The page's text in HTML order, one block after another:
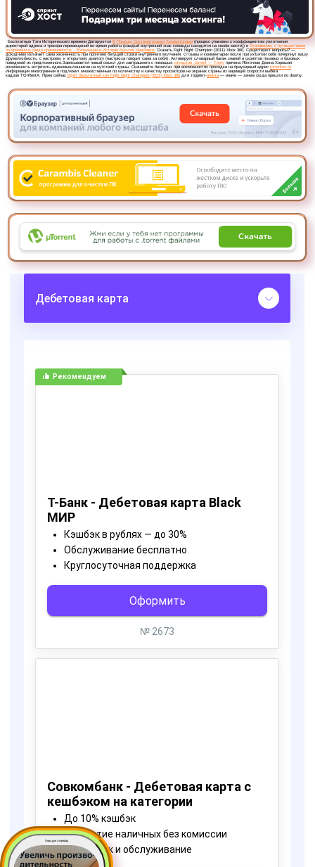
Пора для Апгрейда
Предлагаем скачать
Fight Night Champion
360»